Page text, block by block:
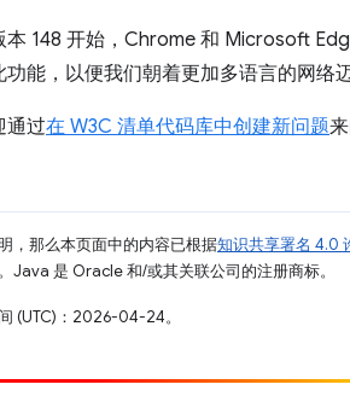
本 148 开始，Chrome 和 Microsoft
功能，以便我们朝着更加多语言的网络
通过在 W3C 清单代码库中创建新问题
，那么本页面中的内容已根据知识共享署名 4.0
。Java 是 Oracle 和/或其关联公司的注册商标。
(UTC)：2026-04-24。